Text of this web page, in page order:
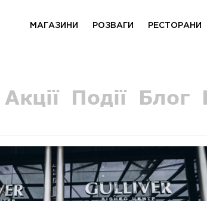
МАГАЗИНИ РОЗВАГИ РЕСТОРАНИ
Акції Події Блог